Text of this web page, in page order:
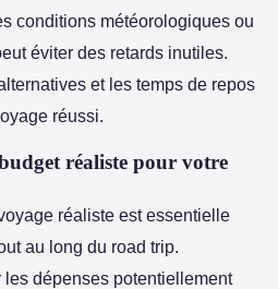
conditions météorologiques ou
éviter des retards inutiles.
et les temps de repos
réussi.
réaliste pour votre
réaliste est essentielle
au long du road trip.
dépenses potentiellement